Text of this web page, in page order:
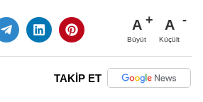
A
Büyüt
A
Küçült
TAKİP ET